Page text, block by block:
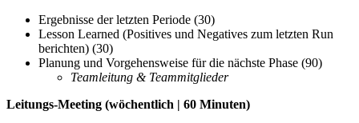
Ergebnisse der letzten Periode (30)
Lesson Learned (Positives und Negatives zum letzten Run
berichten) (30)
Planung und Vorgehensweise für die nächste Phase (90)
Teamleitung & Teammitglieder
Leitungs-Meeting (wöchentlich | 60 Minuten)